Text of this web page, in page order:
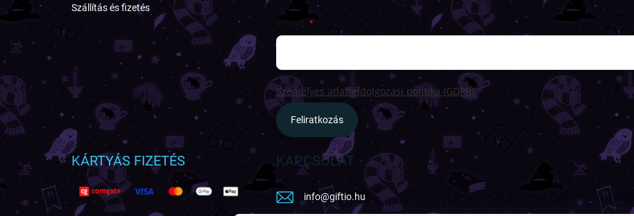
Szállítás és fizetés
Személyes adatfeldolgozási politika (GDPR)
Feliratkozás
KÁRTYÁS FIZETÉS KAPCSOLAT
info@giftio.hu